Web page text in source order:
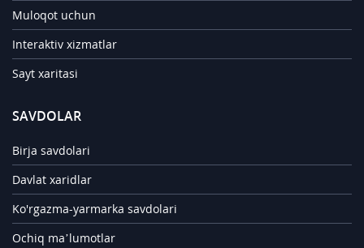
Muloqot uchun
Interaktiv xizmatlar
Sayt xaritasi
SAVDOLAR
Birja savdolari
Davlat xaridlar
Ko'rgazma-yarmarka savdolari
Ochiq ma’lumotlar